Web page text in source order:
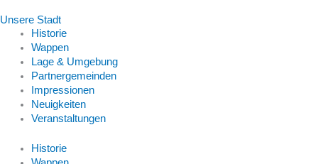
Unsere Stadt
Historie
Wappen
Lage & Umgebung
Partnergemeinden
Impressionen
Neuigkeiten
Veranstaltungen
Historie